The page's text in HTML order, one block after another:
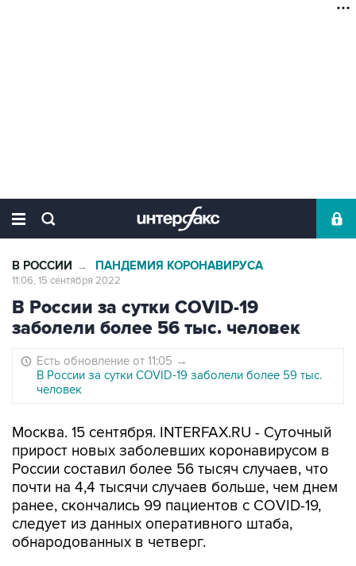
В РОССИИ → ПАНДЕМИЯ КОРОНАВИРУСА
11:06, 15 сентября 2022
В России за сутки COVID-19
заболели более 56 тыс. человек
Есть обновление от 11:05 →
В России за сутки COVID-19 заболели более 59 тыс.
человек
Москва. 15 сентября. INTERFAX.RU - Суточный
прирост новых заболевших коронавирусом в
России составил более 56 тысяч случаев, что
почти на 4,4 тысячи случаев больше, чем днем
ранее, скончались 99 пациентов с COVID-19,
следует из данных оперативного штаба,
обнародованных в четверг.